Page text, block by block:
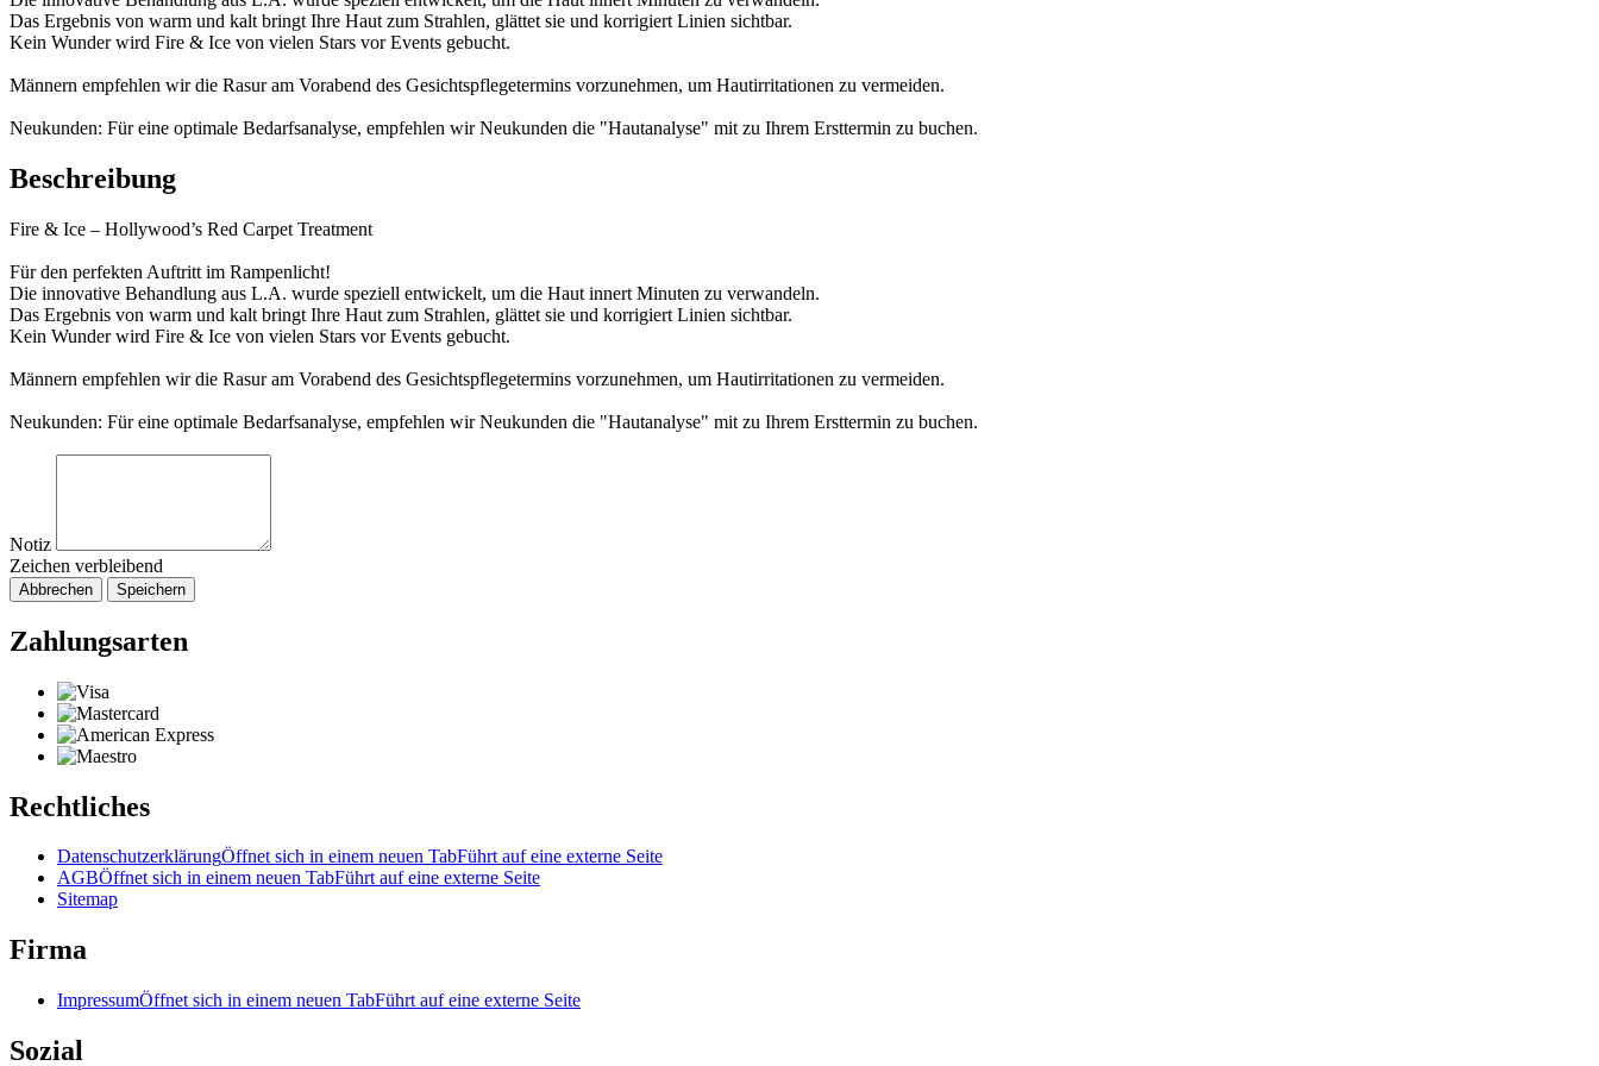
Das Ergebnis von warm und kalt bringt Ihre Haut zum Strahlen, glättet sie und korrigiert Linien sichtbar.
Kein Wunder wird Fire & Ice von vielen Stars vor Events gebucht.
Männern empfehlen wir die Rasur am Vorabend des Gesichtspflegetermins vorzunehmen, um Hautirritationen zu vermeiden.
Neukunden: Für eine optimale Bedarfsanalyse, empfehlen wir Neukunden die "Hautanalyse" mit zu Ihrem Ersttermin zu buchen.
Beschreibung
Fire & Ice – Hollywood’s Red Carpet Treatment
Für den perfekten Auftritt im Rampenlicht!
Die innovative Behandlung aus L.A. wurde speziell entwickelt, um die Haut innert Minuten zu verwandeln.
Das Ergebnis von warm und kalt bringt Ihre Haut zum Strahlen, glättet sie und korrigiert Linien sichtbar.
Kein Wunder wird Fire & Ice von vielen Stars vor Events gebucht.
Männern empfehlen wir die Rasur am Vorabend des Gesichtspflegetermins vorzunehmen, um Hautirritationen zu vermeiden.
Neukunden: Für eine optimale Bedarfsanalyse, empfehlen wir Neukunden die "Hautanalyse" mit zu Ihrem Ersttermin zu buchen.
Notiz
Zeichen verbleibend
Abbrechen Speichern
Zahlungsarten
Rechtliches
DatenschutzerklärungÖffnet sich in einem neuen TabFührt auf eine externe Seite
AGBÖffnet sich in einem neuen TabFührt auf eine externe Seite
Sitemap
Firma
ImpressumÖffnet sich in einem neuen TabFührt auf eine externe Seite
Sozial